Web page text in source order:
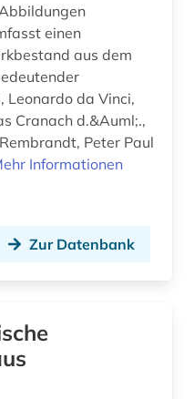
deutsche demokratische republik (1)
einen
aus dem
Leonardo da Vinci,
Cranach d.&Auml;.,
Peter Paul
Informationen
Zur Datenbank